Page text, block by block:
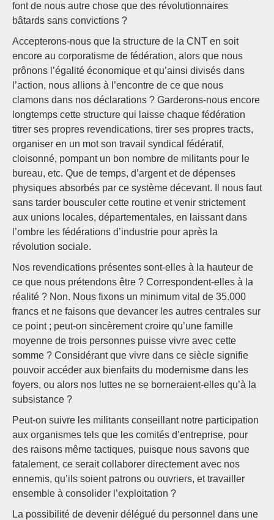
font de nous autre chose que des révolutionnaires
bâtards sans convictions ?
Accepterons-nous que la structure de la CNT en soit
encore au corporatisme de fédération, alors que nous
prônons l’égalité économique et qu’ainsi divisés dans
l’action, nous allions à l’encontre de ce que nous
clamons dans nos déclarations ? Garderons-nous encore
longtemps cette structure qui laisse chaque fédération
titrer ses propres revendications, tirer ses propres tracts,
organiser en un mot son travail syndical fédératif,
cloisonné, pompant un bon nombre de militants pour le
bureau, etc. Que de temps, d’argent et de dépenses
physiques absorbés par ce système décevant. Il nous faut
sans tarder bousculer cette routine et venir strictement
aux unions locales, départementales, en laissant dans
l’ombre les fédérations d’industrie pour après la
révolution sociale.
Nos revendications présentes sont-elles à la hauteur de
ce que nous prétendons être ? Correspondent-elles à la
réalité ? Non. Nous fixons un minimum vital de 35.000
francs et ne faisons que devancer les autres centrales sur
ce point ; peut-on sincèrement croire qu’une famille
moyenne de trois personnes puisse vivre avec cette
somme ? Considérant que vivre dans ce siècle signifie
pouvoir accéder aux bienfaits du modernisme dans les
foyers, ou alors nos luttes ne se borneraient-elles qu’à la
subsistance ?
Peut-on suivre les militants conseillant notre participation
aux organismes tels que les comités d’entreprise, pour
des raisons même tactiques, puisque nous savons que
fatalement, ce serait collaborer directement avec nos
ennemis, qu’ils soient patrons ou ouvriers, et travailler
ensemble à consolider l’exploitation ?
La possibilité de devenir délégué du personnel dans une